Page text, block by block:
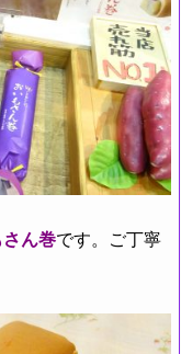
ん巻です。ご丁寧